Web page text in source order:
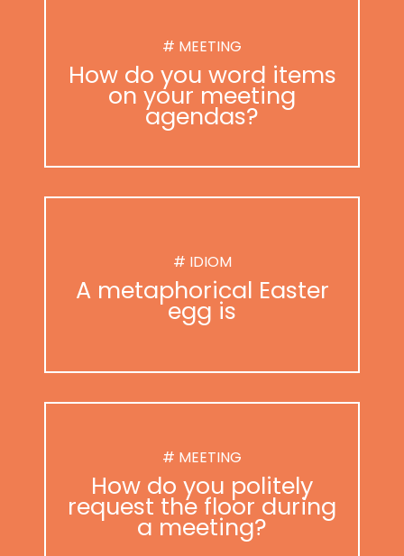
# MEETING
How do you word items
on your meeting
agendas?
# IDIOM
A metaphorical Easter
egg is
# MEETING
How do you politely
request the floor during
a meeting?